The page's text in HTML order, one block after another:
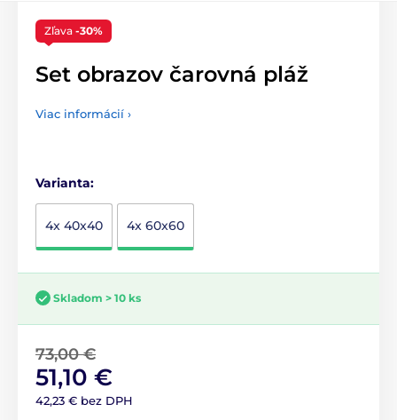
Zľava -30%
Set obrazov čarovná pláž
Viac informácií ›
Varianta:
4x 40x40 4x 60x60
Skladom > 10 ks
73,00 €
51,10 €
42,23 € bez DPH